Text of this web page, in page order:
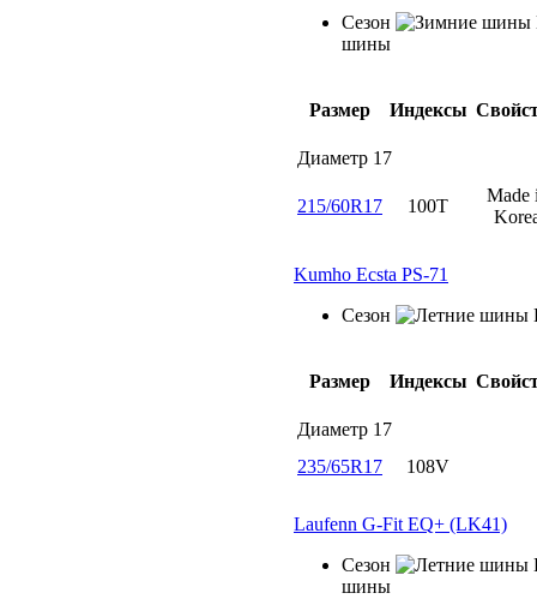
Сезон
шины
Размер Индексы
Диаметр 17
215/60R17 100T
Made
Kumho Ecsta PS-71
Сезон
Размер Индексы
Диаметр 17
235/65R17
108V
Laufenn G-Fit EQ+ (LK41)
Сезон
шины